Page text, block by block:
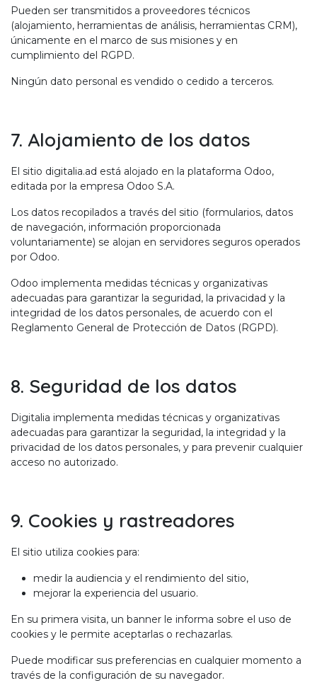
Pueden ser transmitidos a proveedores técnicos
(alojamiento, herramientas de análisis, herramientas CRM),
únicamente en el marco de sus misiones y en
cumplimiento del RGPD.
Ningún dato personal es vendido o cedido a terceros.
7. Alojamiento de los datos
El sitio digitalia.ad está alojado en la plataforma Odoo,
editada por la empresa Odoo S.A.
Los datos recopilados a través del sitio (formularios, datos
de navegación, información proporcionada
voluntariamente) se alojan en servidores seguros operados
por Odoo.
Odoo implementa medidas técnicas y organizativas
adecuadas para garantizar la seguridad, la privacidad y la
integridad de los datos personales, de acuerdo con el
Reglamento General de Protección de Datos (RGPD).
8. Seguridad de los datos
Digitalia implementa medidas técnicas y organizativas
adecuadas para garantizar la seguridad, la integridad y la
privacidad de los datos personales, y para prevenir cualquier
acceso no autorizado.
9. Cookies y rastreadores
El sitio utiliza cookies para:
medir la audiencia y el rendimiento del sitio,
mejorar la experiencia del usuario.
En su primera visita, un banner le informa sobre el uso de
cookies y le permite aceptarlas o rechazarlas.
Puede modificar sus preferencias en cualquier momento a
través de la configuración de su navegador.